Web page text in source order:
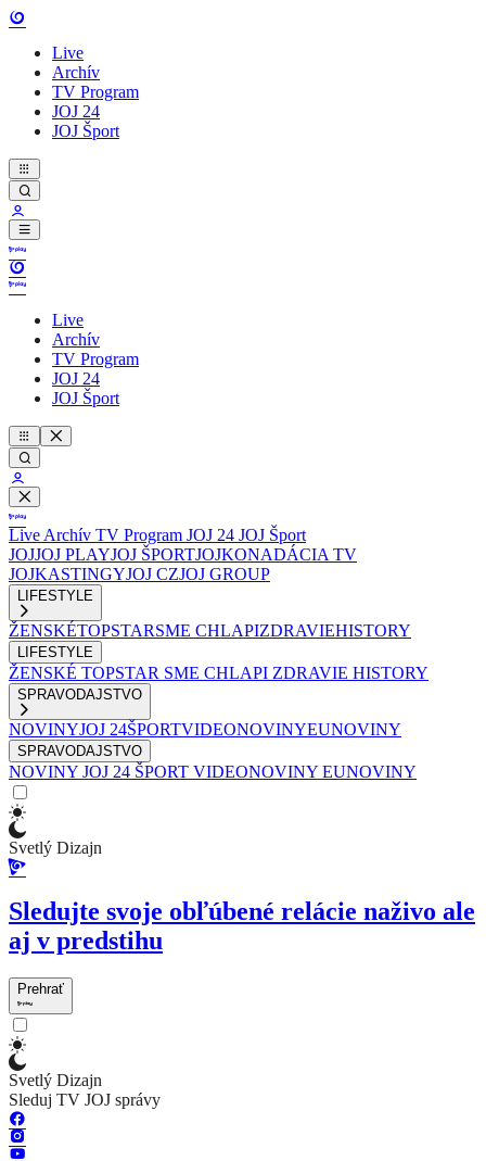
Live
Archív
TV Program
JOJ 24
JOJ Šport
Live
Archív
TV Program
JOJ 24
JOJ Šport
Live Archív TV Program JOJ 24 JOJ Šport
JOJJOJ PLAYJOJ ŠPORTJOJKONADÁCIA TV
JOJKASTINGYJOJ CZJOJ GROUP
LIFESTYLE
ŽENSKÉTOPSTARSME CHLAPIZDRAVIEHISTORY
LIFESTYLE
ŽENSKÉ TOPSTAR SME CHLAPI ZDRAVIE HISTORY
SPRAVODAJSTVO
NOVINYJOJ 24ŠPORTVIDEONOVINYEUNOVINY
SPRAVODAJSTVO
NOVINY JOJ 24 ŠPORT VIDEONOVINY EUNOVINY
Svetlý Dizajn
Sledujte svoje obľúbené relácie naživo ale
aj v predstihu
Prehrať
Svetlý Dizajn
Sleduj TV JOJ správy